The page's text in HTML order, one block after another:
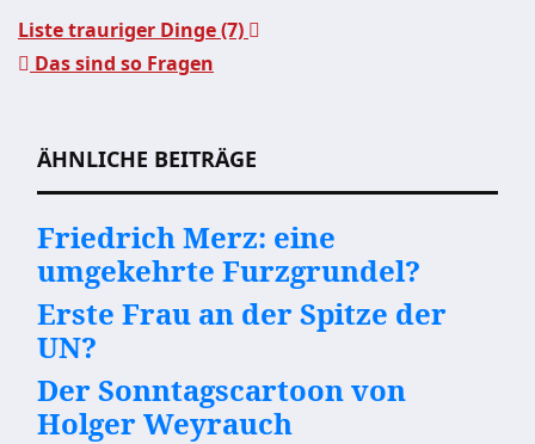
Liste trauriger Dinge (7)
Das sind so Fragen
ÄHNLICHE BEITRÄGE
Friedrich Merz: eine
umgekehrte Furzgrundel?
Erste Frau an der Spitze der
UN?
Der Sonntagscartoon von
Holger Weyrauch